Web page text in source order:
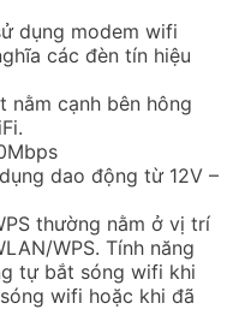
dụng modem wifi
các đèn tín hiệu
nằm cạnh bên hông
dao động từ 12V –
thường nằm ở vị trí
WPS. Tính năng
tự bắt sóng wifi khi
wifi hoặc khi đã